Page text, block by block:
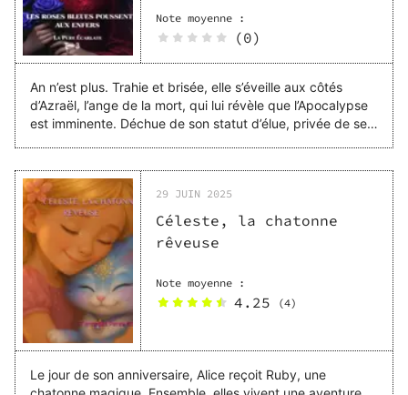
Note moyenne :
(0)
An n’est plus. Trahie et brisée, elle s’éveille aux côtés
d’Azraël, l’ange de la mort, qui lui révèle que l’Apocalypse
est imminente. Déchue de son statut d’élue, privée de ses
l’ombre de Daemon Muller plane encore. Obsédé par elle,
il revient hanter son existence, prêt à tout pour la
posséder à nouveau. Tiraillée entre son humanité et son
ancien destin divin, An devra faire un choix : céder à la
fatalité… ou retrouver la lumière qui sommeille en elle.
Empêchera-t-elle la fin du monde ? Ou tombera-t-elle, une
fois de plus, dans les flammes de l’obsession ?
29 JUIN 2025
Céleste, la chatonne
rêveuse
Note moyenne :
4.25 (4)
Le jour de son anniversaire, Alice reçoit Ruby, une